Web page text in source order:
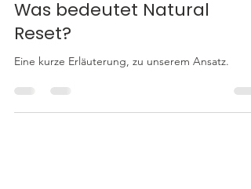
Team Leadership
Was bedeutet Natural
Reset?
Eine kurze Erläuterung, zu unserem Ansatz.